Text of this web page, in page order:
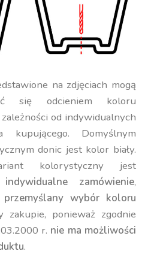
na zdjęciach mogą
się odcieniem koloru
od indywidualnych
kupującego. Domyślnym
donic jest kolor biały.
kolorystyczny jest
indywidualne zamówienie,
wybór koloru
zakupie, ponieważ zgodnie
r. nie ma możliwości
.